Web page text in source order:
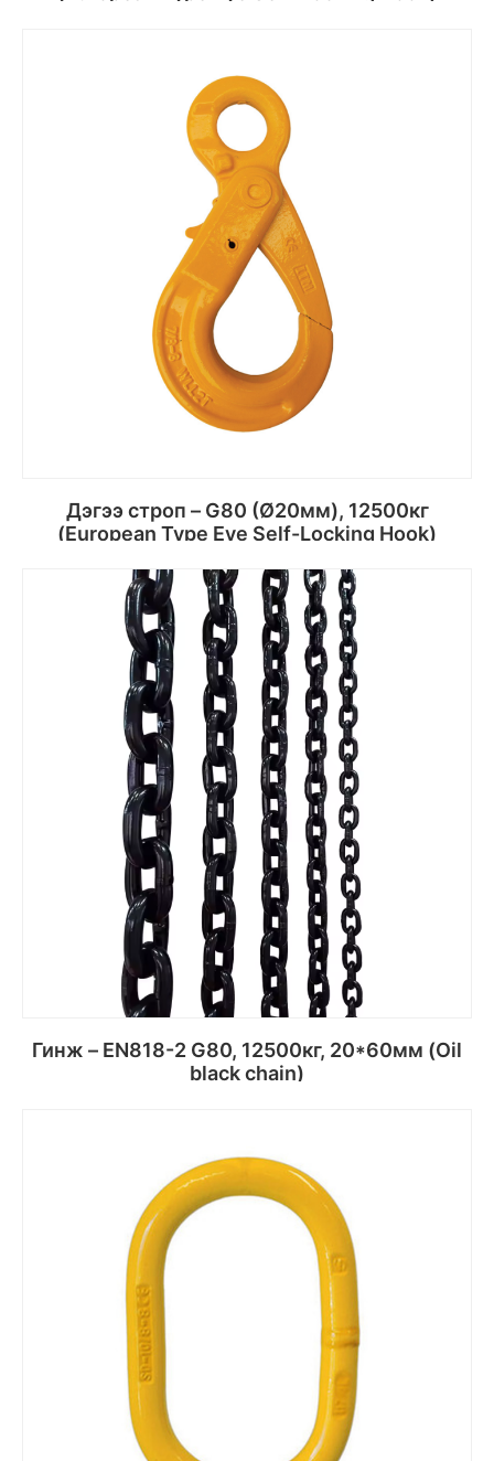
Сагсанд хийх
Дэгээ строп – G80 (Ø20мм), 12500кг
(European Type Eye Self-Locking Hook)
Сагсанд хийх
Гинж – EN818-2 G80, 12500кг, 20*60мм (Oil
black chain)
Сагсанд хийх